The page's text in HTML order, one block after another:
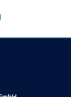
Seite